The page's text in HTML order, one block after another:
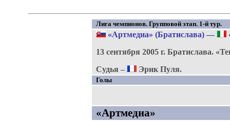
Лига чемпионов. Групповой этап. 1-й тур.
«Артмедиа» (Братислава)—
13 сентября 2005 г. Братислава.
Судья –
Эрик Пуля.
Голы
«Артмедиа»